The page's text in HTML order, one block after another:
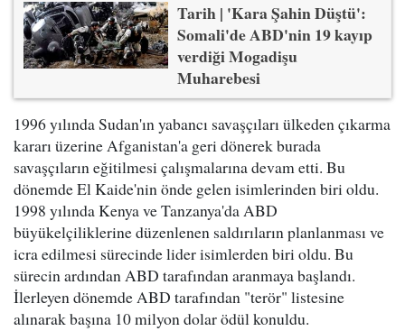
Tarih | 'Kara Şahin Düştü':
Somali'de ABD'nin 19 kayıp
verdiği Mogadişu
Muharebesi
1996 yılında Sudan'ın yabancı savaşçıları ülkeden çıkarma
kararı üzerine Afganistan'a geri dönerek burada
savaşçıların eğitilmesi çalışmalarına devam etti. Bu
dönemde El Kaide'nin önde gelen isimlerinden biri oldu.
1998 yılında Kenya ve Tanzanya'da ABD
büyükelçiliklerine düzenlenen saldırıların planlanması ve
icra edilmesi sürecinde lider isimlerden biri oldu. Bu
sürecin ardından ABD tarafından aranmaya başlandı.
İlerleyen dönemde ABD tarafından "terör" listesine
alınarak başına 10 milyon dolar ödül konuldu.